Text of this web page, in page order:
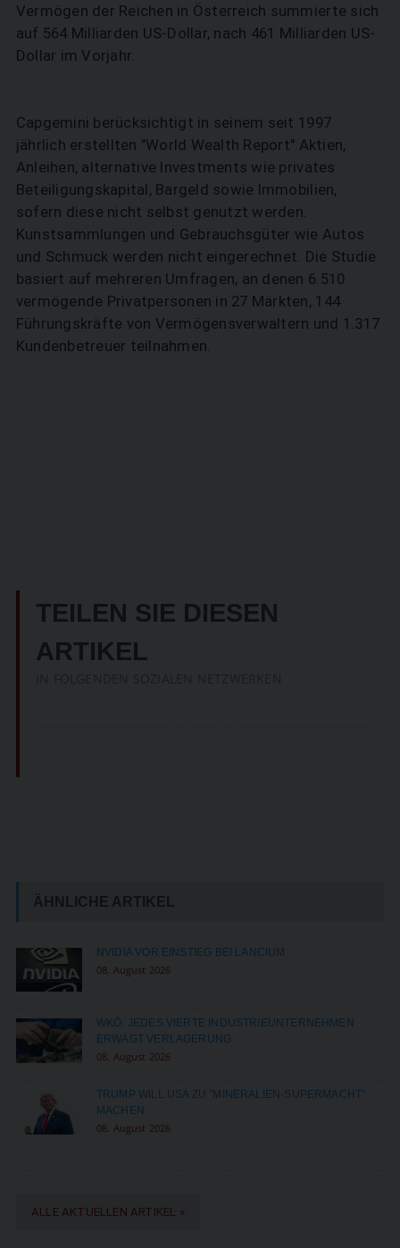
Vermögen der Reichen in Österreich summierte sich
auf 564 Milliarden US-Dollar, nach 461 Milliarden US-
Dollar im Vorjahr.
Capgemini berücksichtigt in seinem seit 1997
jährlich erstellten "World Wealth Report" Aktien,
Anleihen, alternative Investments wie privates
Beteiligungskapital, Bargeld sowie Immobilien,
sofern diese nicht selbst genutzt werden.
Kunstsammlungen und Gebrauchsgüter wie Autos
und Schmuck werden nicht eingerechnet. Die Studie
basiert auf mehreren Umfragen, an denen 6.510
vermögende Privatpersonen in 27 Märkten, 144
Führungskräfte von Vermögensverwaltern und 1.317
Kundenbetreuer teilnahmen.
TEILEN SIE DIESEN
ARTIKEL
ÄHNLICHE ARTIKEL
NVIDIA VOR EINSTIEG BEI LANCIUM
08. August 2026
WKÖ: JEDES VIERTE INDUSTRIEUNTERNEHMEN
ERWÄGT VERLAGERUNG
08. August 2026
TRUMP WILL USA ZU "MINERALIEN-SUPERMACHT"
MACHEN
08. August 2026
ALLE AKTUELLEN ARTIKEL »